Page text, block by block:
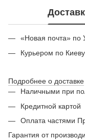
«Новая почта» по
Курьером по
Подробнее о доставке
Наличными при
Кредитной картой
Оплата частями
Гарантия от